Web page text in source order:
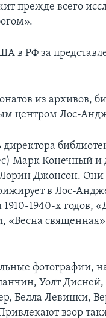
прежде всего
в РФ за
из архивов,
центром Лос-
Марк Конечный и
Джонсон. Они
в Лос-
1940-х годов,
«Весна священная»
фотографии,
Уолт
Белла Левицки,
взор